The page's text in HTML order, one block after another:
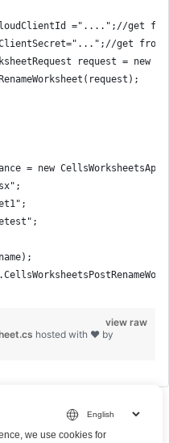
="....";//get
get
request = new
= new
view raw
hosted with ❤ by
we use cookies for